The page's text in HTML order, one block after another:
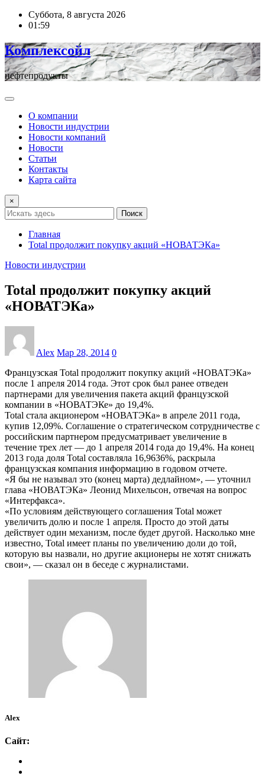
ПерейтиСуббота, 8 августа 2026
01:59
Комплексойл
нефтепродукты
О компании
Новости индустрии
Новости компаний
Новости
Статьи
Контакты
Карта сайта
×
Поиск
Главная
Total продолжит покупку акций «НОВАТЭКа»
Новости индустрии
Total продолжит покупку акций
«НОВАТЭКа»
Alex Мар 28, 2014 0
Французская Total продолжит покупку акций «НОВАТЭКа»
после 1 апреля 2014 года. Этот срок был ранее отведен
партнерами для увеличения пакета акций французской
компании в «НОВАТЭКе» до 19,4%.
Total стала акционером «НОВАТЭКа» в апреле 2011 года,
купив 12,09%. Соглашение о стратегическом сотрудничестве с
российским партнером предусматривает увеличение в
течение трех лет — до 1 апреля 2014 года до 19,4%. На конец
2013 года доля Total составляла 16,9636%, раскрыла
французская компания информацию в годовом отчете.
«Я бы не называл это (конец марта) дедлайном», — уточнил
глава «НОВАТЭКа» Леонид Михельсон, отвечая на вопрос
«Интерфакса».
«По условиям действующего соглашения Total может
увеличить долю и после 1 апреля. Просто до этой даты
действует один механизм, после будет другой. Насколько мне
известно, Total имеет планы по увеличению доли до той,
которую вы назвали, но другие акционеры не хотят снижать
свои», — сказал он в беседе с журналистами.
Alex
Сайт: